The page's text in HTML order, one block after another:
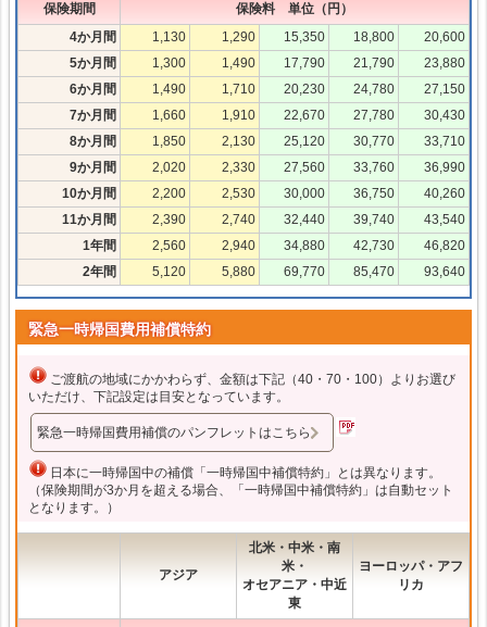
保険期間
保険料 単位（円）
4か月間
1,130 1,290 15,350 18,800
20,600
5か月間
1,300 1,490 17,790 21,790
23,880
6か月間
1,490 1,710 20,230 24,780
27,150
7か月間
1,660 1,910 22,670 27,780
30,430
8か月間
1,850 2,130 25,120 30,770
33,710
9か月間
2,020 2,330 27,560 33,760
36,990
10か月間
2,200 2,530 30,000 36,750
40,260
11か月間
2,390 2,740 32,440 39,740
43,540
1年間
2,560 2,940 34,880 42,730
46,820
2年間
5,120 5,880 69,770 85,470 93,640
緊急一時帰国費用補償特約
ご渡航の地域にかかわらず、金額は下記（40・70・100）よりお選び
いただけ、下記設定は目安となっています。
緊急一時帰国費用補償のパンフレットはこちら
日本に一時帰国中の補償「 一時帰国中補償特約 」とは異なります。
（保険期間が3か月を超える場合、「一時帰国中補償特約」は自動セット
となります。）
アジア
北米・中米・南
米・
オセアニア・中近
東
ヨーロッパ・アフ
リカ